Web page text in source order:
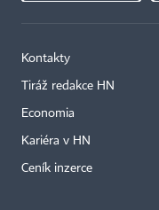
Kontakty
Tiráž redakce HN
Economia
Kariéra v HN
Ceník inzerce